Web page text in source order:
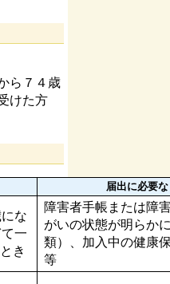
ら７４歳
けた方
届出に必要
な
一
き
障害者手帳または障
がいの状態が明らか
類）、加入中の健康
等